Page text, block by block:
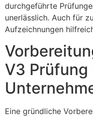
durchgeführte
unerlässlich. Auch für
Aufzeichnungen
V3 Prüfung
Eine gründliche